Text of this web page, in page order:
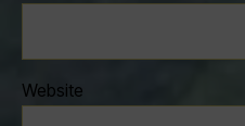
Website